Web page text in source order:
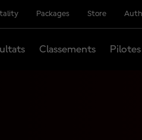
Packages Store
Classements